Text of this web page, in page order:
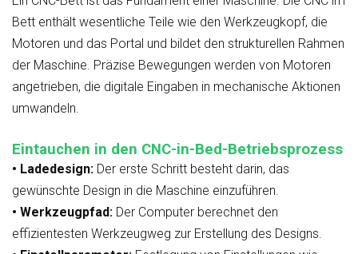
Bett enthält wesentliche Teile wie den Werkzeugkopf, die
Motoren und das Portal und bildet den strukturellen Rahmen
der Maschine. Präzise Bewegungen werden von Motoren
angetrieben, die digitale Eingaben in mechanische Aktionen
umwandeln.
Eintauchen in den CNC-in-Bed-Betriebsprozess
• Ladedesign: Der erste Schritt besteht darin, das
gewünschte Design in die Maschine einzuführen.
• Werkzeugpfad: Der Computer berechnet den
effizientesten Werkzeugweg zur Erstellung des Designs.